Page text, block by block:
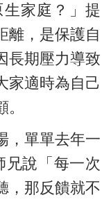
家庭？」提
離，是保護自
長期壓力導致
家適時為自己
，單單去年一
兄說「每一次
，那反饋就不